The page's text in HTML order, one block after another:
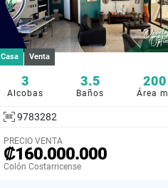
Casa Venta
3
Alcobas
3.5
Baños
200
Área m
9783282
PRECIO VENTA
₡160.000.000
Colón Costarricense